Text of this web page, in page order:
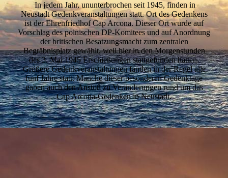
In jedem Jahr, ununterbrochen seit 1945, finden in
Neustadt Gedenkveranstaltungen statt. Ort des Gedenkens
ist der Ehrenfriedhof Cap Arcona. Dieser Ort wurde auf
Vorschlag des polnischen DP-Komitees und auf Anordnung
der britischen Besatzungsmacht zum zentralen
Begräbnisplatz gewählt, weil hier in den Morgenstunden
des 3. Mai 1945 Erschießungen stattgefunden hatten.
Größere Gedenkveranstaltungen fanden in der Regel alle
fünf Jahre statt. Manche dieser besonderen Gedenktage
gaben auch den Anstoß zu Veränderungen rund um das
Cap Arcona-Gedenken in Neustadt.